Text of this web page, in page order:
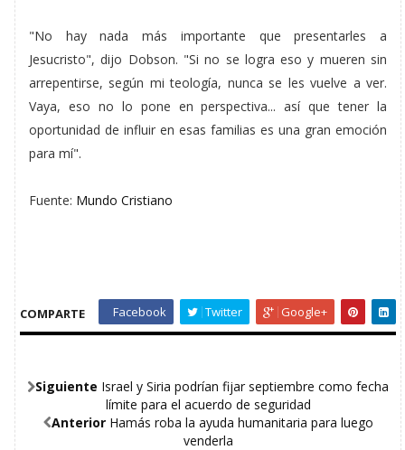
"No hay nada más importante que presentarles a
Jesucristo", dijo Dobson. "Si no se logra eso y mueren sin
arrepentirse, según mi teología, nunca se les vuelve a ver.
Vaya, eso no lo pone en perspectiva... así que tener la
oportunidad de influir en esas familias es una gran emoción
para mí".
Fuente: Mundo Cristiano
COMPARTE Facebook Twitter Google+
Siguiente Israel y Siria podrían fijar septiembre como fecha
límite para el acuerdo de seguridad
Anterior Hamás roba la ayuda humanitaria para luego
venderla